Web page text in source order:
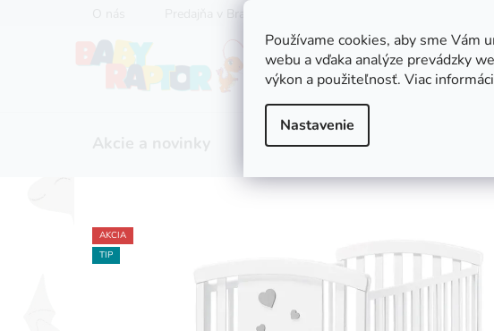
Používame cookies, aby sme Vám
webu a vďaka analýze prevádzky
výkon a použiteľnosť. Viac
Nastavenie
Predajňa v Bratislave
Zľavy Kočíky
AKCIA
TIP